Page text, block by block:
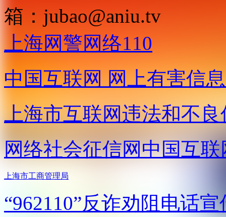
箱： jubao@aniu.tv
上海网警网络110
中国互联网 网上有害信
上海市互联网违法和不
网络社会征信网中国互
上海市工商管理局
“962110”反诈劝阻电话宣